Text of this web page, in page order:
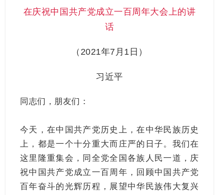
在庆祝中国共产党成立一百周年大会上的讲
话
（2021年7月1日）
习近平
同志们，朋友们：
今天，在中国共产党历史上，在中华民族历史
上，都是一个十分重大而庄严的日子。我们在
这里隆重集会，同全党全国各族人民一道，庆
祝中国共产党成立一百周年，回顾中国共产党
百年奋斗的光辉历程，展望中华民族伟大复兴